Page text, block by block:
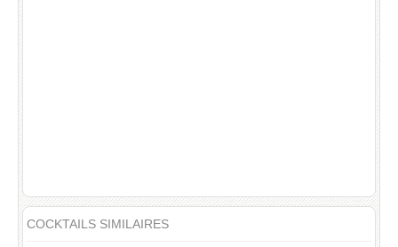
COCKTAILS SIMILAIRES